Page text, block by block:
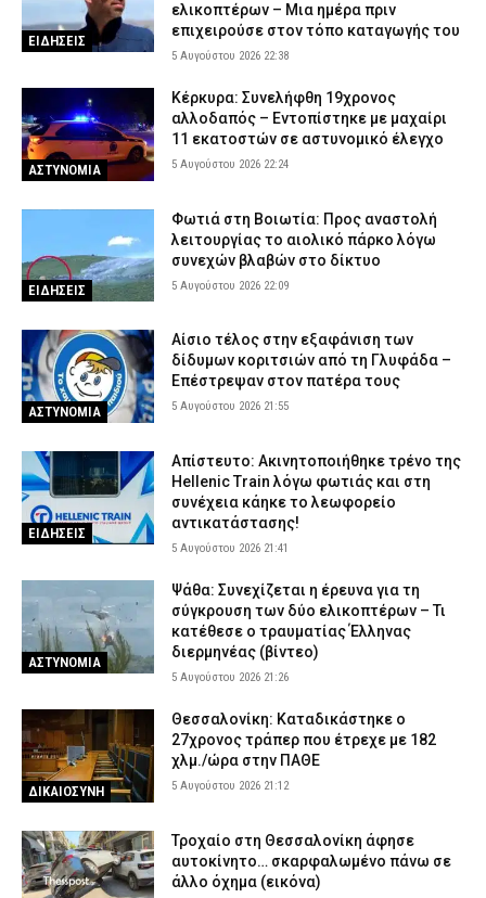
ΕΙΔΗΣΕΙΣ
ελικοπτέρων – Μια ημέρα πριν
επιχειρούσε στον τόπο καταγωγής του
5 Αυγούστου 2026 22:38
ΑΣΤΥΝΟΜΙΑ
Κέρκυρα: Συνελήφθη 19χρονος
αλλοδαπός – Εντοπίστηκε με μαχαίρι
11 εκατοστών σε αστυνομικό έλεγχο
5 Αυγούστου 2026 22:24
ΕΙΔΗΣΕΙΣ
Φωτιά στη Βοιωτία: Προς αναστολή
λειτουργίας το αιολικό πάρκο λόγω
συνεχών βλαβών στο δίκτυο
5 Αυγούστου 2026 22:09
ΑΣΤΥΝΟΜΙΑ
Αίσιο τέλος στην εξαφάνιση των
δίδυμων κοριτσιών από τη Γλυφάδα –
Επέστρεψαν στον πατέρα τους
5 Αυγούστου 2026 21:55
ΕΙΔΗΣΕΙΣ
Απίστευτο: Ακινητοποιήθηκε τρένο της
Hellenic Train λόγω φωτιάς και στη
συνέχεια κάηκε το λεωφορείο
αντικατάστασης!
5 Αυγούστου 2026 21:41
ΑΣΤΥΝΟΜΙΑ
Ψάθα: Συνεχίζεται η έρευνα για τη
σύγκρουση των δύο ελικοπτέρων – Τι
κατέθεσε ο τραυματίας Έλληνας
διερμηνέας (βίντεο)
5 Αυγούστου 2026 21:26
ΔΙΚΑΙΟΣΥΝΗ
Θεσσαλονίκη: Καταδικάστηκε ο
27χρονος τράπερ που έτρεχε με 182
χλμ./ώρα στην ΠΑΘΕ
5 Αυγούστου 2026 21:12
Τροχαίο στη Θεσσαλονίκη άφησε
αυτοκίνητο… σκαρφαλωμένο πάνω σε
άλλο όχημα (εικόνα)